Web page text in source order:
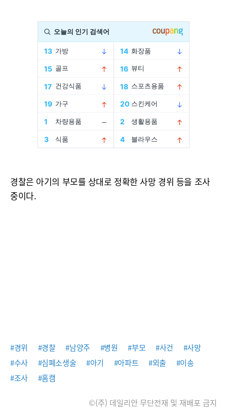
경찰은 아기의 부모를 상대로 정확한 사망 경위 등을 조사
중이다.
#경위 #경찰 #남양주 #병원 #부모 #사건
#사망
#수사
#심폐소생술 #아기 #아파트 #외출
#이송
#조사
#홈캠
©(주) 데일리안 무단전재 및 재배포 금지